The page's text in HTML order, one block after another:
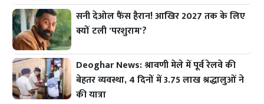
सनी देओल फैंस हैरान! आखिर 2027 तक के लिए
क्यों टली 'परशुराम'?
Deoghar News: श्रावणी मेले में पूर्व रेलवे की
बेहतर व्यवस्था, 4 दिनों में 3.75 लाख श्रद्धालुओं ने
की यात्रा